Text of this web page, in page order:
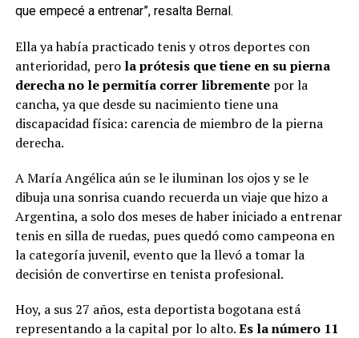
que empecé a entrenar”, resalta Bernal.
Ella ya había practicado tenis y otros deportes con
anterioridad, pero la prótesis que tiene en su pierna
derecha no le permitía correr libremente por la
cancha, ya que desde su nacimiento tiene una
discapacidad física: carencia de miembro de la pierna
derecha.
A María Angélica aún se le iluminan los ojos y se le
dibuja una sonrisa cuando recuerda un viaje que hizo a
Argentina, a solo dos meses de haber iniciado a entrenar
tenis en silla de ruedas, pues quedó como campeona en
la categoría juvenil, evento que la llevó a tomar la
decisión de convertirse en tenista profesional.
Hoy, a sus 27 años, esta deportista bogotana está
representando a la capital por lo alto.Es la número 11